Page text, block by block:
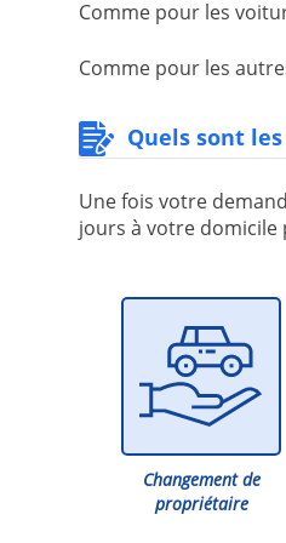
Comme pour les
Comme pour les
Quels sont
Une fois votre
jours à votre
Changement de
propriétaire